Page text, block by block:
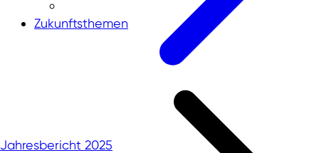
Zukunftsthemen
Jahresbericht 2025